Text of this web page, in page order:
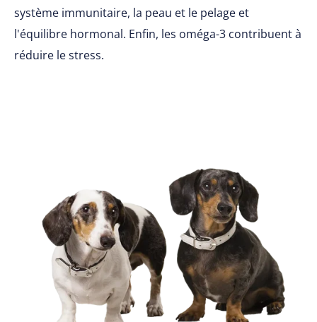
système immunitaire, la peau et le pelage et
l'équilibre hormonal. Enfin, les oméga-3 contribuent à
réduire le stress.